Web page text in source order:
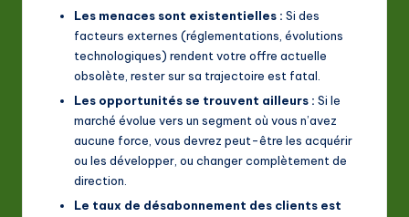
Les menaces sont existentielles : Si des
facteurs externes (réglementations, évolutions
technologiques) rendent votre offre actuelle
obsolète, rester sur sa trajectoire est fatal.
Les opportunités se trouvent ailleurs : Si le
marché évolue vers un segment où vous n’avez
aucune force, vous devrez peut-être les acquérir
ou les développer, ou changer complètement de
direction.
Le taux de désabonnement des clients est